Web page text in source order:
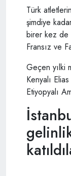
Türk
şimdiye
birer kez de
Fransız ve
Geçen yılki
Kenyalı
Etiyopyalı